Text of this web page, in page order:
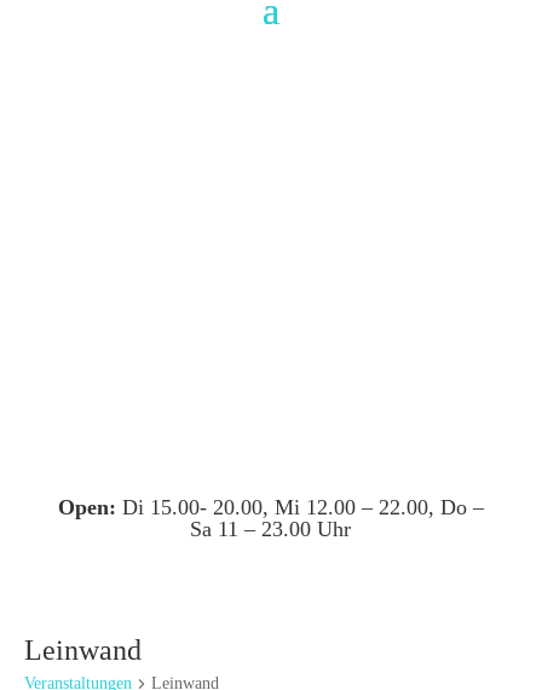
Open: Di 15.00- 20.00, Mi 12.00 – 22.00, Do –
Sa 11 – 23.00 Uhr
Leinwand
Veranstaltungen Leinwand